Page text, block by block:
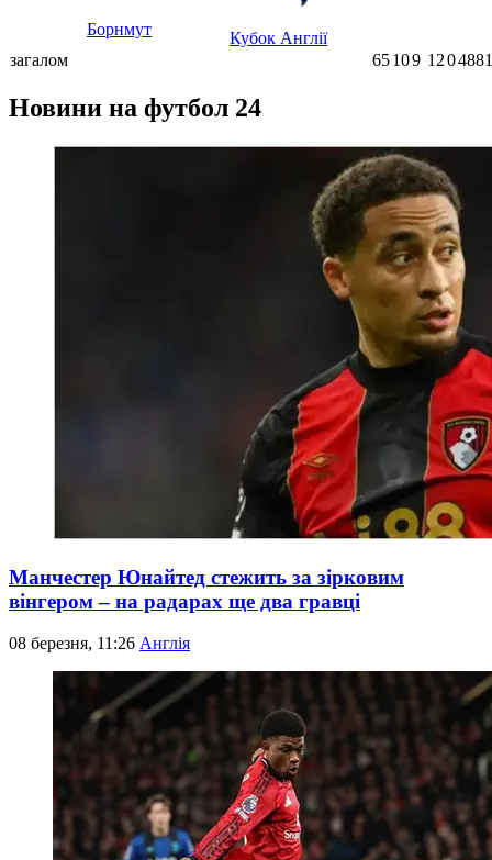
Борнмут Кубок Англії
загалом 65109 120
Новини на футбол 24
Манчестер Юнайтед стежить за зірковим
вінгером – на радарах ще два гравці
08 березня, 11:26 Англія